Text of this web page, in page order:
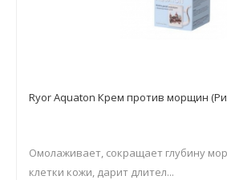
Ryor Aquaton Крем против морщин
Омолаживает, сокращает глубину
клетки кожи, дарит длител...